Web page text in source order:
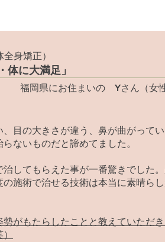
身矯正）
体に大満足」
福岡県にお住まいの Yさん（女
目の大きさが違う、鼻が曲がって
ないものだと諦めてました。
してもらえた事が一番驚きでした
施術で治せる技術は本当に素晴ら
がもたらしたことと教えていただ